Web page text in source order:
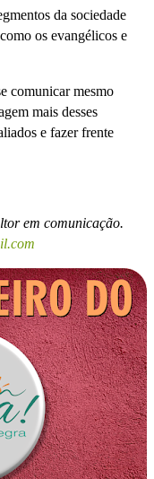
da sociedade
os evangélicos e
comunicar mesmo
mais desses
e fazer frente
em comunicação.